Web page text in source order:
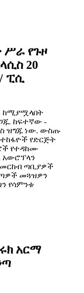
ሥራ የጉዞ
20
ፒሲ
ከሚያሟላበት
ከፍተኛው -
ዝግጁ ነው. ውስጡ
የድርጅት
የተዳከሙ
አውሮፕላን
ጣቢያዎች
መጓዝዎን
የሳምንቱ
አርማ